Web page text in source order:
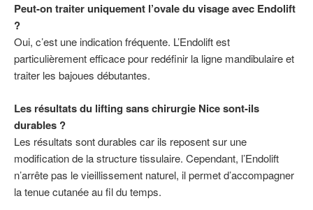
Peut-on traiter uniquement l’ovale du visage avec Endolift
?
Oui, c’est une indication fréquente. L’Endolift est
particulièrement efficace pour redéfinir la ligne mandibulaire et
traiter les bajoues débutantes.
Les résultats du lifting sans chirurgie Nice sont-ils
durables ?
Les résultats sont durables car ils reposent sur une
modification de la structure tissulaire. Cependant, l’Endolift
n’arrête pas le vieillissement naturel, il permet d’accompagner
la tenue cutanée au fil du temps.